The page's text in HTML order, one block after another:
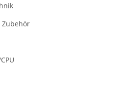
Zubehör